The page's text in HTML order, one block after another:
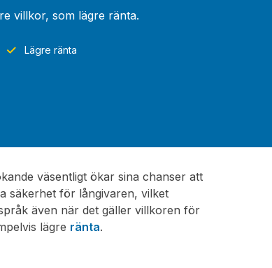
villkor, som lägre ränta.
Lägre ränta
väsentligt ökar sina chanser att
säkerhet för långivaren, vilket
även när det gäller villkoren för
lägre ränta.